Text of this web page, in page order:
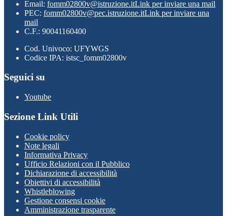
Email: fomm02800v@istruzione.itLink per inviare una mail
PEC: fomm02800v@pec.istruzione.itLink per inviare una
mail
C.F.: 90041160400
Cod. Univoco: UFYWGS
Codice IPA: istsc_fomm02800v
Seguici su
Youtube
Sezione Link Utili
Cookie policy
Note legali
Informativa Privacy
Ufficio Relazioni con il Pubblico
Dichiarazione di accessibilità
Obiettivi di accessibilità
Whistleblowing
Gestione consensi cookie
Amministrazione trasparente